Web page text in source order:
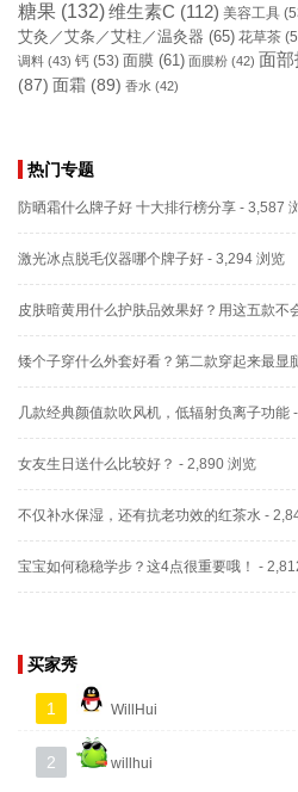
糖果 (132)维生素C (112) 美容工具
艾灸／艾条／艾柱／温灸器 (65) 花草茶
调料 (43) 钙 (53) 面膜 (61) 面膜粉 (42) 面
(87) 面霜 (89) 香水 (42)
热门专题
防晒霜什么牌子好 十大排行榜分享 - 3,587
激光冰点脱毛仪器哪个牌子好 - 3,294 浏览
皮肤暗黄用什么护肤品效果好？用这五款不
矮个子穿什么外套好看？第二款穿起来最显
几款经典颜值款吹风机，低辐射负离子功能
女友生日送什么比较好？ - 2,890 浏览
不仅补水保湿，还有抗老功效的红茶水 -
宝宝如何稳稳学步？这4点很重要哦！ -
买家秀
1 WillHui
2 willhui